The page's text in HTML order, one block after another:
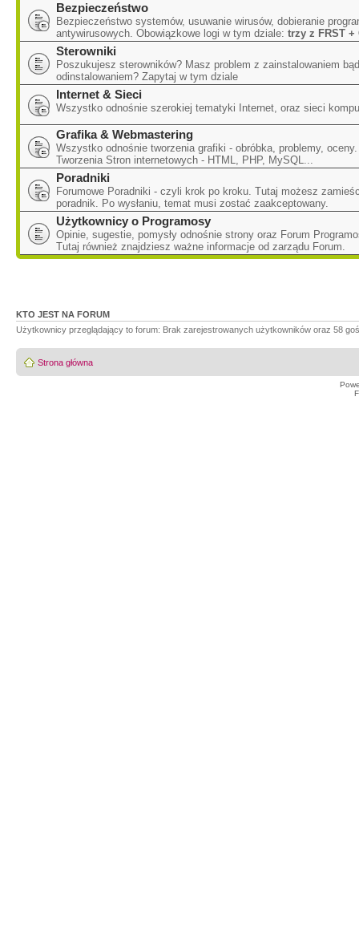
Bezpieczeństwo
Bezpieczeństwo systemów, usuwanie wirusów, dobieranie
antywirusowych. Obowiązkowe logi w tym dziale: trzy z FRST +
Sterowniki
Poszukujesz sterowników? Masz problem z zainstalowaniem
odinstalowaniem? Zapytaj w tym dziale
Internet & Sieci
Wszystko odnośnie szerokiej tematyki Internet, oraz sieci
Grafika & Webmastering
Wszystko odnośnie tworzenia grafiki - obróbka, problemy, oceny.
Tworzenia Stron internetowych - HTML, PHP, MySQL...
Poradniki
Forumowe Poradniki - czyli krok po kroku. Tutaj możesz
poradnik. Po wysłaniu, temat musi zostać zaakceptowany.
Użytkownicy o Programosy
Opinie, sugestie, pomysły odnośnie strony oraz Forum
Tutaj również znajdziesz ważne informacje od zarządu Forum.
KTO JEST NA FORUM
Użytkownicy przeglądający to forum: Brak zarejestrowanych użytkowników oraz 58
Strona główna